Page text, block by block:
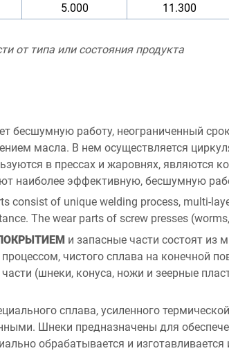
5.000 11.300
от типа или состояния продукта
бесшумную работу, неограниченный
масла. В нем осуществляется
в прессах и жаровнях, являются
наиболее эффективную, бесшумную
consist of unique welding process, multi-
The wear parts of screw presses
и запасные части состоят из
чистого сплава на конечной
(шнеки, конуса, ножи и зеерные
сплава, усиленного
Шнеки предназначены для
обрабатывается и